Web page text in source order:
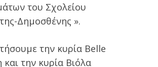
του Σχολείου
Δημοσθένης ».
την κυρία Belle
την κυρία Βιόλα